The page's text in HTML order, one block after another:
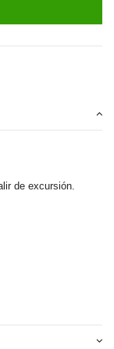
de excursión.